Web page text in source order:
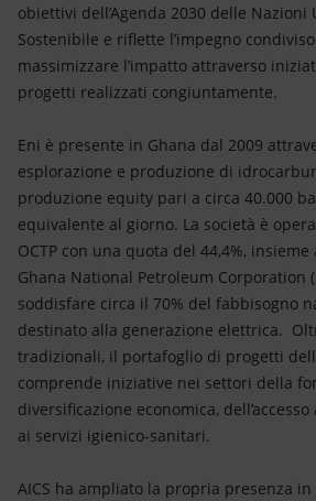
obiettivi dell’Agenda 2030 delle
Sostenibile e riflette l’impegno
massimizzare l’impatto attraverso
progetti realizzati congiuntamente.
Eni è presente in Ghana dal 2009
esplorazione e produzione di
produzione equity pari a circa 40.000
equivalente al giorno. La società è
OCTP con una quota del 44,4%, insieme
Ghana National Petroleum Corporation
soddisfare circa il 70% del fabbisogno
destinato alla generazione elettrica.
tradizionali, il portafoglio di progetti
comprende iniziative nei settori della
diversificazione economica, dell’accesso
ai servizi igienico-sanitari.
AICS ha ampliato la propria presenza